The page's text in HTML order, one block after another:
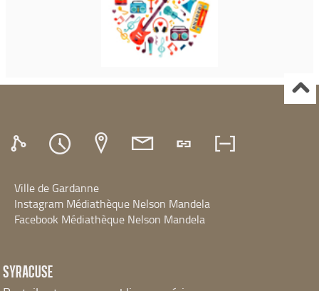
Ville de Gardanne
Instagram Médiathèque Nelson Mandela
Facebook Médiathèque Nelson Mandela
SYRACUSE